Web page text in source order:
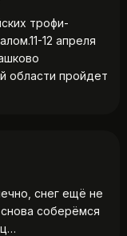
трофи-
12 апреля
области пройдет
снег ещё не
соберёмся